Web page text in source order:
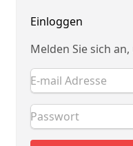
Einloggen
Melden Sie sich